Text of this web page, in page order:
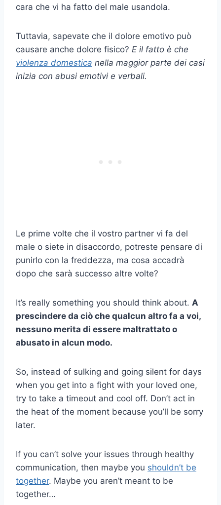
cara che vi ha fatto del male usandola.
Tuttavia, sapevate che il dolore emotivo può
causare anche dolore fisico? E il fatto è che
violenza domestica nella maggior parte dei casi
inizia con abusi emotivi e verbali.
Le prime volte che il vostro partner vi fa del
male o siete in disaccordo, potreste pensare di
punirlo con la freddezza, ma cosa accadrà
dopo che sarà successo altre volte?
It’s really something you should think about. A
prescindere da ciò che qualcun altro fa a voi,
nessuno merita di essere maltrattato o
abusato in alcun modo.
So, instead of sulking and going silent for days
when you get into a fight with your loved one,
try to take a timeout and cool off. Don’t act in
the heat of the moment because you’ll be sorry
later.
If you can’t solve your issues through healthy
communication, then maybe you shouldn’t be
together. Maybe you aren’t meant to be
together…